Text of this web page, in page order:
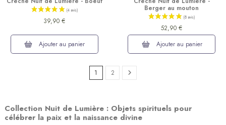
39,90 €
Ajouter au panier
Berger au mouton
52,90 €
Ajouter au panier
1 2
Collection Nuit de Lumière : Objets spirituels pour
célébrer la paix et la naissance divine